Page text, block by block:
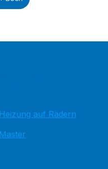
Heizung auf Rädern
Master